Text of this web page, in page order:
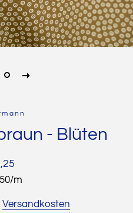
- Blüten
/pro
m
Versandkosten